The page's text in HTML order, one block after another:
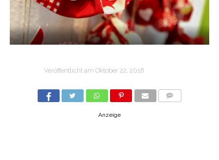
Veröffentlicht am Oktober 22, 2018
Anzeige